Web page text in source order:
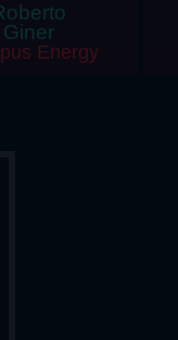
Giner
Energy